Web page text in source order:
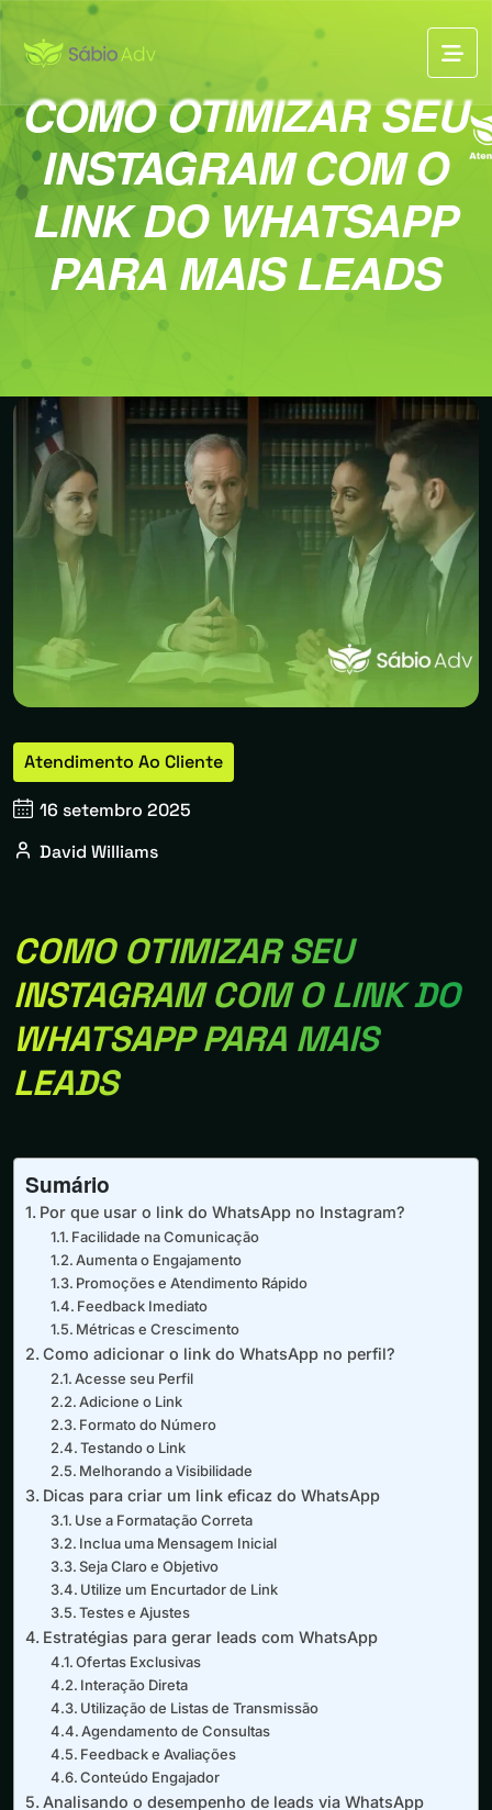
COMO OTIMIZAR SEU
INSTAGRAM COM O
LINK DO WHATSAPP
PARA MAIS LEADS
Atendimento Ao Cliente
16 setembro 2025
David Williams
COMO OTIMIZAR SEU
INSTAGRAM COM O LINK DO
WHATSAPP PARA MAIS
LEADS
Sumário
Por que usar o link do WhatsApp no Instagram?
Facilidade na Comunicação
Aumenta o Engajamento
Promoções e Atendimento Rápido
Feedback Imediato
Métricas e Crescimento
Como adicionar o link do WhatsApp no perfil?
Acesse seu Perfil
Adicione o Link
Formato do Número
Testando o Link
Melhorando a Visibilidade
Dicas para criar um link eficaz do WhatsApp
Use a Formatação Correta
Inclua uma Mensagem Inicial
Seja Claro e Objetivo
Utilize um Encurtador de Link
Testes e Ajustes
Estratégias para gerar leads com WhatsApp
Ofertas Exclusivas
Interação Direta
Utilização de Listas de Transmissão
Agendamento de Consultas
Feedback e Avaliações
Conteúdo Engajador
Analisando o desempenho de leads via WhatsApp